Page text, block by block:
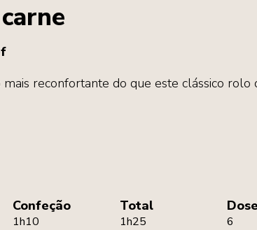
reconfortante do que este clássico rolo
Confeção
1h10
Total
1h25
Dose
6